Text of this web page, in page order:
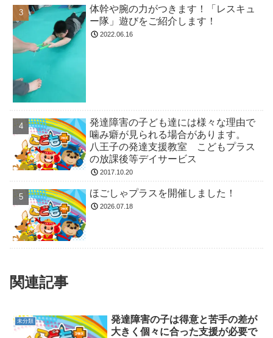
体幹や腕の力がつきます！「レスキュ
ー隊」遊びをご紹介します！
2022.06.16
発達障害の子ども達には様々な理由で
噛み癖が見られる場合があります。
八王子の発達支援教室 こどもプラス
の放課後等デイサービス
2017.10.20
ほごしゃプラスを開催しました！
2026.07.18
関連記事
未分類
発達障害の子は得意と苦手の差が
大きく個々に合った支援が必要で